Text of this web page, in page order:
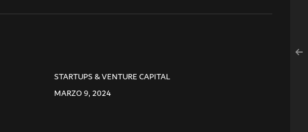
STARTUPS & VENTURE CAPITAL
MARZO 9, 2024